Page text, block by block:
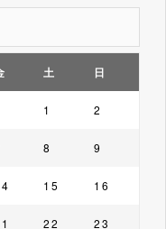
土 日
1 2
8 9
15 16
22 23